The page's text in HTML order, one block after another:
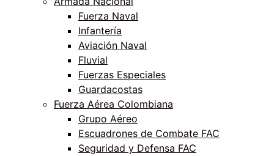
Fuerza Naval
Infantería
Aviación Naval
Fluvial
Fuerzas Especiales
Guardacostas
Fuerza Aérea Colombiana
Grupo Aéreo
Escuadrones de Combate FAC
Seguridad y Defensa FAC